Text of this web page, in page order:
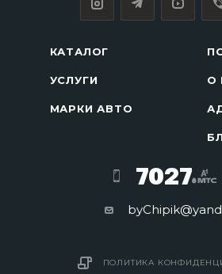
КАТАЛОГ
УСЛУГИ
МАРКИ АВТО
О
7027
ПОЛИТИКА